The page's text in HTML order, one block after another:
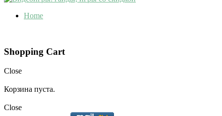
Home
Shopping Cart
Close
Корзина пуста.
Close